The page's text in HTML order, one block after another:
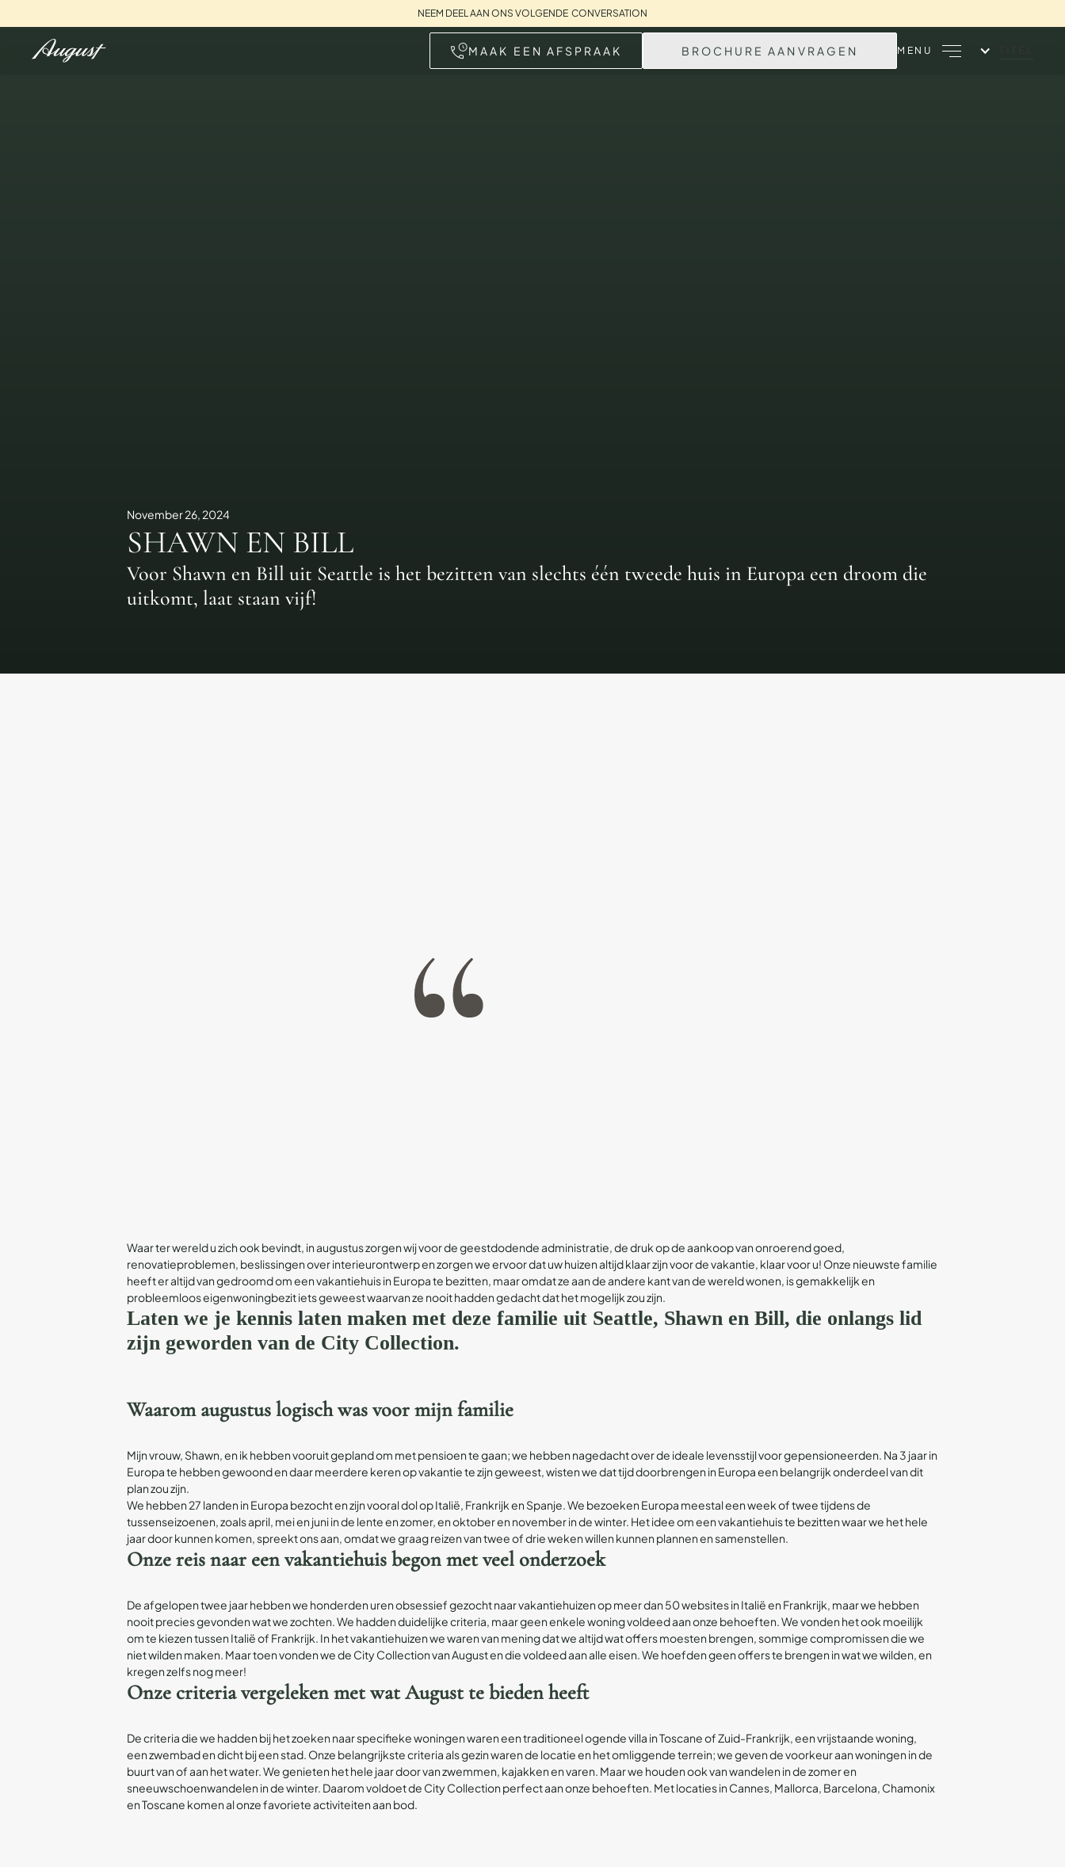
NEEM DEEL AAN ONS VOLGENDE CONVERSATION
MAAK EEN AFSPRAAK BROCHURE AANVRAGEN MENU
November 26, 2024
SHAWN EN BILL
Voor Shawn en Bill uit Seattle is het bezitten van slechts één tweede huis in Europa een droom die
uitkomt, laat staan vijf!
Waar ter wereld u zich ook bevindt, in augustus zorgen wij voor de geestdodende administratie, de druk op de aankoop van onroerend goed,
renovatieproblemen, beslissingen over interieurontwerp en zorgen we ervoor dat uw huizen altijd klaar zijn voor de vakantie, klaar voor u! Onze nieuwste familie
heeft er altijd van gedroomd om een vakantiehuis in Europa te bezitten, maar omdat ze aan de andere kant van de wereld wonen, is gemakkelijk en
probleemloos eigenwoningbezit iets geweest waarvan ze nooit hadden gedacht dat het mogelijk zou zijn.
Laten we je kennis laten maken met deze familie uit Seattle, Shawn en Bill, die onlangs lid
zijn geworden van de City Collection.
Waarom augustus logisch was voor mijn familie
Mijn vrouw, Shawn, en ik hebben vooruit gepland om met pensioen te gaan; we hebben nagedacht over de ideale levensstijl voor gepensioneerden. Na 3 jaar in
Europa te hebben gewoond en daar meerdere keren op vakantie te zijn geweest, wisten we dat tijd doorbrengen in Europa een belangrijk onderdeel van dit
plan zou zijn.
We hebben 27 landen in Europa bezocht en zijn vooral dol op Italië, Frankrijk en Spanje. We bezoeken Europa meestal een week of twee tijdens de
tussenseizoenen, zoals april, mei en juni in de lente en zomer, en oktober en november in de winter. Het idee om een vakantiehuis te bezitten waar we het hele
jaar door kunnen komen, spreekt ons aan, omdat we graag reizen van twee of drie weken willen kunnen plannen en samenstellen.
Onze reis naar een vakantiehuis begon met veel onderzoek
De afgelopen twee jaar hebben we honderden uren obsessief gezocht naar vakantiehuizen op meer dan 50 websites in Italië en Frankrijk, maar we hebben
nooit precies gevonden wat we zochten. We hadden duidelijke criteria, maar geen enkele woning voldeed aan onze behoeften. We vonden het ook moeilijk
om te kiezen tussen Italië of Frankrijk. In hetvakantiehuizenwe waren van mening dat we altijd wat offers moesten brengen, sommige compromissen die we
niet wilden maken. Maar toen vonden we de City Collection van August en die voldeed aan alle eisen. We hoefden geen offers te brengen in wat we wilden, en
kregen zelfs nog meer!
Onze criteria vergeleken met wat August te bieden heeft
De criteria die we hadden bij het zoeken naar specifieke woningen waren een traditioneel ogende villa in Toscane of Zuid-Frankrijk, een vrijstaande woning,
een zwembad en dicht bij een stad. Onze belangrijkste criteria als gezin waren de locatie en het omliggende terrein; we geven de voorkeur aan woningen in de
buurt van of aan het water. We genieten het hele jaar door van zwemmen, kajakken en varen. Maar we houden ook van wandelen in de zomer en
sneeuwschoenwandelen in de winter. Daarom voldoet de City Collection perfect aan onze behoeften. Met locaties in Cannes, Mallorca, Barcelona, Chamonix
en Toscane komen al onze favoriete activiteiten aan bod.